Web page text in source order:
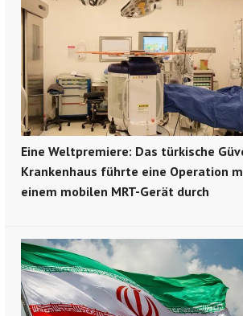
Eine Weltpremiere: Das türkische
Krankenhaus führte eine Operation
einem mobilen MRT-Gerät durch